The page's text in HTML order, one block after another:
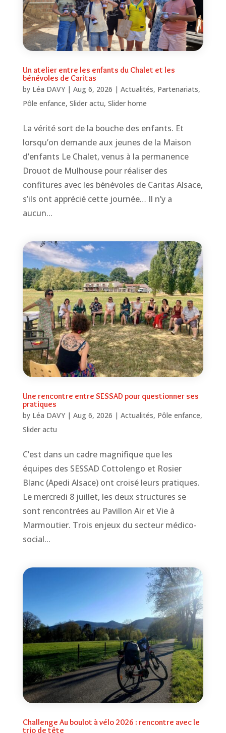
Un atelier entre les enfants du Chalet et les
bénévoles de Caritas
by Léa DAVY| Aug 6, 2026 | Actualités, Partenariats,
Pôle enfance, Slider actu, Slider home
La vérité sort de la bouche des enfants. Et
lorsqu’on demande aux jeunes de la Maison
d’enfants Le Chalet, venus à la permanence
Drouot de Mulhouse pour réaliser des
confitures avec les bénévoles de Caritas Alsace,
s’ils ont apprécié cette journée… Il n’y a
aucun...
Une rencontre entre SESSAD pour questionner ses
pratiques
by Léa DAVY| Aug 6, 2026 | Actualités, Pôle enfance,
Slider actu
C’est dans un cadre magnifique que les
équipes des SESSAD Cottolengo et Rosier
Blanc (Apedi Alsace) ont croisé leurs pratiques.
Le mercredi 8 juillet, les deux structures se
sont rencontrées au Pavillon Air et Vie à
Marmoutier. Trois enjeux du secteur médico-
social...
Challenge Au boulot à vélo 2026 : rencontre avec le
trio de tête